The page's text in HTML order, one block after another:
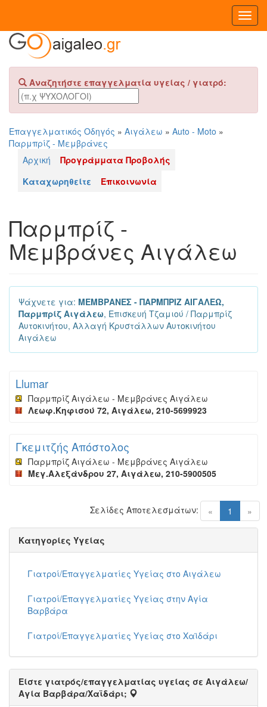
Αναζητήστε επαγγελματία υγείας / γιατρό:
Επαγγελματικός Οδηγός » Αιγάλεω » Auto - Moto »
Παρμπρίζ - Μεμβράνες
Αρχική
Προγράμματα Προβολής
Καταχωρηθείτε
Επικοινωνία
Παρμπρίζ -
Μεμβράνες Αιγάλεω
Ψάχνετε για: ΜΕΜΒΡΑΝΕΣ - ΠΑΡΜΠΡΙΖ ΑΙΓΑΛΕΩ,
Παρμπρίζ Αιγάλεω, Επισκευή Τζαμιού / Παρμπρίζ
Αυτοκινήτου, Αλλαγή Κρυστάλλων Αυτοκινήτου
Αιγάλεω
Llumar
Παρμπρίζ Αιγάλεω - Μεμβράνες Αιγάλεω
Λεωφ.Κηφισού 72, Αιγάλεω, 210-5699923
Γκεμιτζής Απόστολος
Παρμπρίζ Αιγάλεω - Μεμβράνες Αιγάλεω
Μεγ.Αλεξάνδρου 27, Αιγάλεω, 210-5900505
« 1 (current)
»
Σελίδες Αποτελεσμάτων:
Κατηγορίες Υγείας
Γιατροί/Επαγγελματίες Υγείας στο Αιγάλεω
Γιατροί/Επαγγελματίες Υγείας στην Αγία
Βαρβάρα
Γιατροί/Επαγγελματίες Υγείας στο Χαϊδάρι
Είστε γιατρός/επαγγελματίας υγείας σε Αιγάλεω/
Αγία Βαρβάρα/Χαϊδάρι;